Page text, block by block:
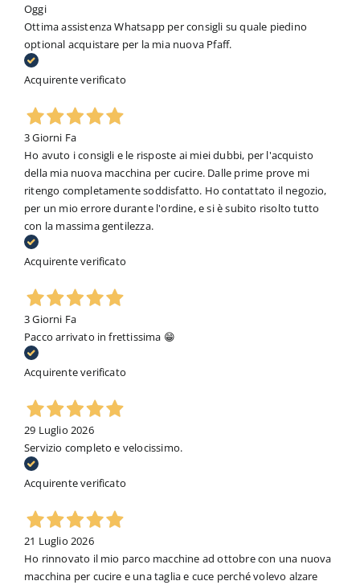
Oggi
Ottima assistenza Whatsapp per consigli su quale piedino
optional acquistare per la mia nuova Pfaff.
Acquirente verificato
3 Giorni Fa
Ho avuto i consigli e le risposte ai miei dubbi, per l'acquisto
della mia nuova macchina per cucire. Dalle prime prove mi
ritengo completamente soddisfatto. Ho contattato il negozio,
per un mio errore durante l'ordine, e si è subito risolto tutto
con la massima gentilezza.
Acquirente verificato
3 Giorni Fa
Pacco arrivato in frettissima 😁
Acquirente verificato
29 Luglio 2026
Servizio completo e velocissimo.
Acquirente verificato
21 Luglio 2026
Ho rinnovato il mio parco macchine ad ottobre con una nuova
macchina per cucire e una taglia e cuce perché volevo alzare